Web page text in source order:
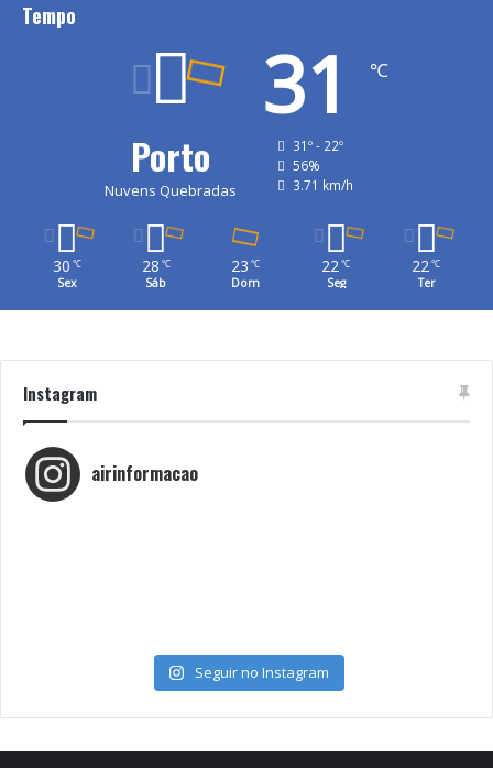
Tempo
Porto
Nuvens Quebradas
31 ℃
31º - 22º
56%
3.71 km/h
30 ℃
Sex
28 ℃
Sáb
23 ℃
Dom
22℃
Seg
22℃
Ter
Instagram
airinformacao
Seguir no Instagram